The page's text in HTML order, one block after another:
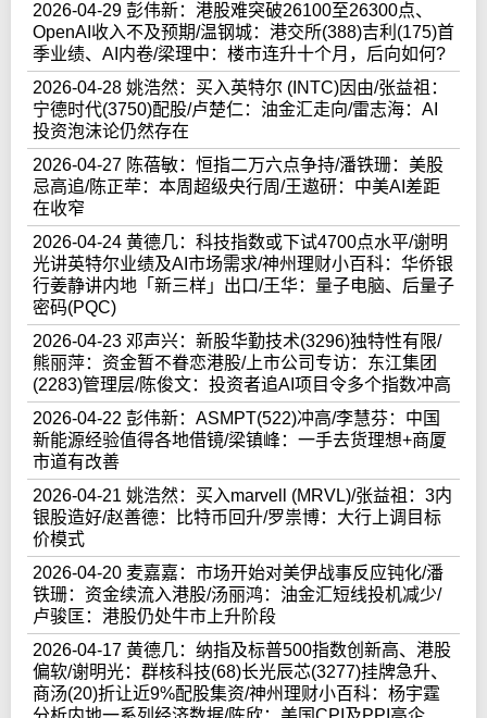
2026-04-29 彭伟新：港股难突破26100至26300点、
OpenAI收入不及预期/温钢城：港交所(388)吉利(175)首
季业绩、AI内卷/梁理中：楼市连升十个月，后向如何?
2026-04-28 姚浩然：买入英特尔 (INTC)因由/张益祖：
宁德时代(3750)配股/卢楚仁：油金汇走向/雷志海：AI
投资泡沫论仍然存在
2026-04-27 陈蓓敏：恒指二万六点争持/潘铁珊：美股
忌高追/陈正荦：本周超级央行周/王遨研：中美AI差距
在收窄
2026-04-24 黄德几：科技指数或下试4700点水平/谢明
光讲英特尔业绩及AI市场需求/神州理财小百科：华侨银
行姜静讲内地「新三样」出口/王华：量子电脑、后量子
密码(PQC)
2026-04-23 邓声兴：新股华勤技术(3296)独特性有限/
熊丽萍：资金暂不眷恋港股/上市公司专访：东江集团
(2283)管理层/陈俊文：投资者追AI项目令多个指数冲高
2026-04-22 彭伟新：ASMPT(522)冲高/李慧芬：中国
新能源经验值得各地借镜/梁镇峰：一手去货理想+商厦
市道有改善
2026-04-21 姚浩然：买入marvell (MRVL)/张益祖：3内
银股造好/赵善德：比特币回升/罗祟博：大行上调目标
价模式
2026-04-20 麦嘉嘉：市场开始对美伊战事反应钝化/潘
铁珊：资金续流入港股/汤丽鸿：油金汇短线投机减少/
卢骏匡：港股仍处牛市上升阶段
2026-04-17 黄德几：纳指及标普500指数创新高、港股
偏软/谢明光：群核科技(68)长光辰芯(3277)挂牌急升、
商汤(20)折让近9%配股集资/神州理财小百科：杨宇霆